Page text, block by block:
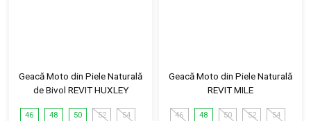
Geacă Moto din Piele Naturală
de Bivol REVIT HUXLEY
46 48 50 52 54
Geacă Moto din Piele Naturală
REVIT MILE
46 48 50 52 54